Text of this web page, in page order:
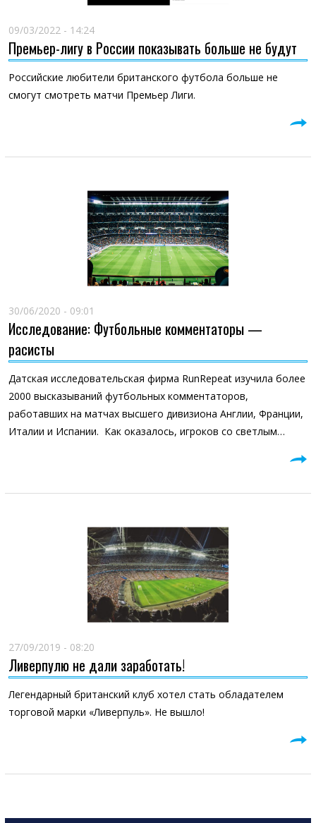
09/03/2022 - 14:24
Премьер-лигу в России показывать больше не будут
Российские любители британского футбола больше не
смогут смотреть матчи Премьер Лиги.
30/06/2020 - 09:01
Исследование: Футбольные комментаторы —
расисты
Датская исследовательская фирма RunRepeat изучила более
2000 высказываний футбольных комментаторов,
работавших на матчах высшего дивизиона Англии, Франции,
Италии и Испании. Как оказалось, игроков со светлым…
27/09/2019 - 08:20
Ливерпулю не дали заработать!
Легендарный британский клуб хотел стать обладателем
торговой марки «Ливерпуль». Не вышло!